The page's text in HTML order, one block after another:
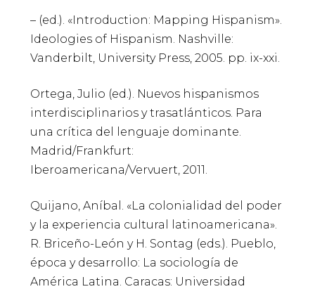
– (ed.). «Introduction: Mapping Hispanism».
Ideologies of Hispanism. Nashville:
Vanderbilt, University Press, 2005. pp. ix-xxi.
Ortega, Julio (ed.). Nuevos hispanismos
interdisciplinarios y trasatlánticos. Para
una crítica del lenguaje dominante.
Madrid/Frankfurt:
Iberoamericana/Vervuert, 2011.
Quijano, Aníbal. «La colonialidad del poder
y la experiencia cultural latinoamericana».
R. Briceño-León y H. Sontag (eds.). Pueblo,
época y desarrollo: La sociología de
América Latina. Caracas: Universidad